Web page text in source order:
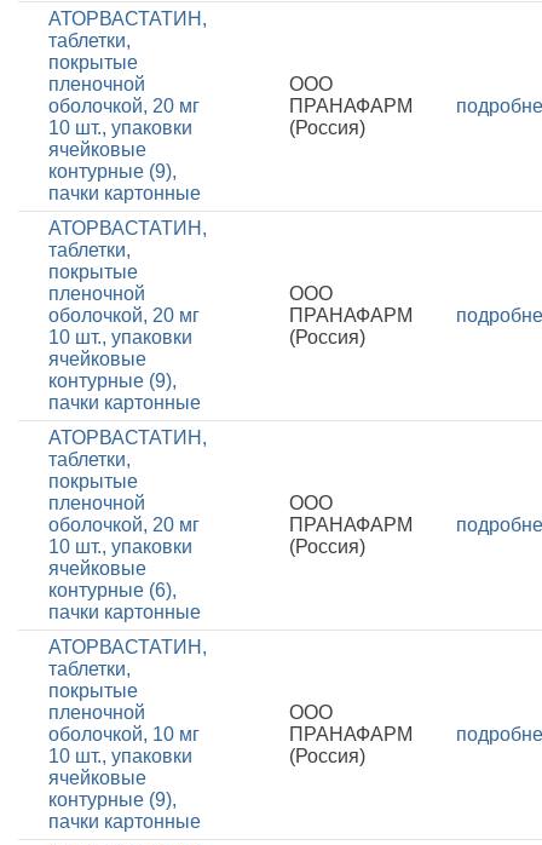
АТОРВАСТАТИН,
таблетки,
покрытые
пленочной
оболочкой, 20 мг
10 шт., упаковки
ячейковые
контурные (9),
пачки картонные
ООО
ПРАНАФАРМ
(Россия)
АТОРВАСТАТИН,
таблетки,
покрытые
пленочной
оболочкой, 20 мг
10 шт., упаковки
ячейковые
контурные (9),
пачки картонные
ООО
ПРАНАФАРМ
(Россия)
АТОРВАСТАТИН,
таблетки,
покрытые
пленочной
оболочкой, 20 мг
10 шт., упаковки
ячейковые
контурные (6),
пачки картонные
ООО
ПРАНАФАРМ
(Россия)
АТОРВАСТАТИН,
таблетки,
покрытые
пленочной
оболочкой, 10 мг
10 шт., упаковки
ячейковые
контурные (9),
пачки картонные
ООО
ПРАНАФАРМ
(Россия)